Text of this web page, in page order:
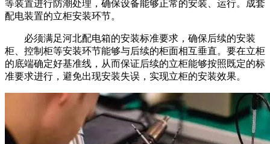
等装置进行防潮处理，确保设备能够正常的安装、运行。成套
配电装置的立柜安装环节。
必须满足河北配电箱的安装标准要求，确保后续的安装
柜、控制柜等安装环节能够与后续的柜面相互垂直。要在立柜
的底端确定好基准线，从而保证后续的立柜能够按照既定的标
准要求进行，避免出现安装失误，实现立柜的安装效果。